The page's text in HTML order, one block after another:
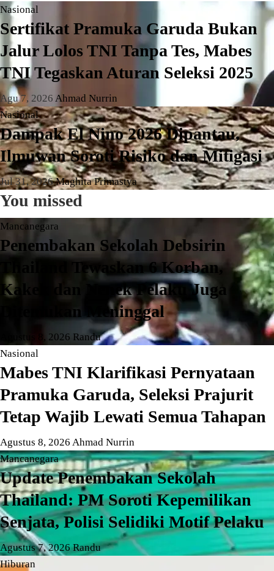
Nasional
Sertifikat Pramuka Garuda Bukan
Jalur Lolos TNI Tanpa Tes, Mabes
TNI Tegaskan Aturan Seleksi 2025
Agu 7, 2026 Ahmad Nurrin
Nasional
Dampak El Nino 2026 Dipantau,
Ilmuwan Soroti Risiko dan Mitigasi
Jul 31, 2026Maghita Primastya
You missed
Mancanegara
Penembakan Sekolah Debsirin
Thailand Tewaskan 6 Korban,
Kakek dan Nenek Pelaku Juga
Ditemukan Meninggal
Agustus 8, 2026 Randu
Nasional
Mabes TNI Klarifikasi Pernyataan
Pramuka Garuda, Seleksi Prajurit
Tetap Wajib Lewati Semua Tahapan
Agustus 8, 2026 Ahmad Nurrin
Mancanegara
Update Penembakan Sekolah
Thailand: PM Soroti Kepemilikan
Senjata, Polisi Selidiki Motif Pelaku
Agustus 7, 2026Randu
Hiburan